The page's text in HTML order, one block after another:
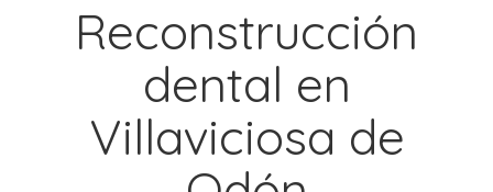
Reconstrucción
dental en
Villaviciosa de